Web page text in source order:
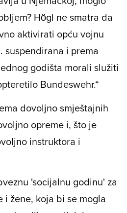
Högl ne smatra da
aktivirati opću vojnu
suspendirana i prema
godišta morali služiti
Bundeswehr.“
dovoljno smještajnih
opreme i, što je
instruktora i
'socijalnu godinu' za
i žene, koja bi se mogla